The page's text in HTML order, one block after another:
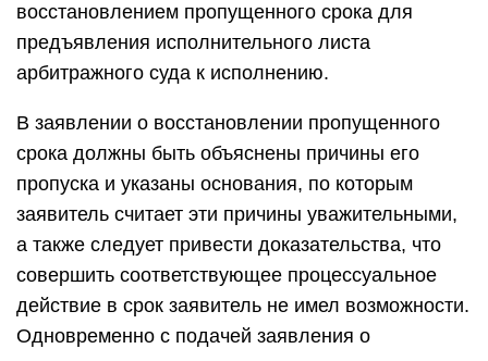
восстановлением пропущенного срока для
предъявления исполнительного листа
арбитражного суда к исполнению.
В заявлении о восстановлении пропущенного
срока должны быть объяснены причины его
пропуска и указаны основания, по которым
заявитель считает эти причины уважительными,
а также следует привести доказательства, что
совершить соответствующее процессуальное
действие в срок заявитель не имел возможности.
Одновременно с подачей заявления о